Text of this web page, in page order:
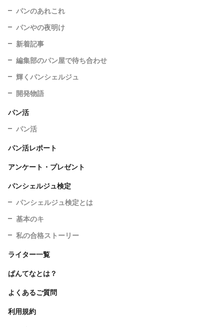
パンのあれこれ
パンやの夜明け
新着記事
編集部のパン屋で待ち合わせ
輝くパンシェルジュ
開発物語
パン活
パン活
パン活レポート
アンケート・プレゼント
パンシェルジュ検定
パンシェルジュ検定とは
基本のキ
私の合格ストーリー
ライター一覧
ぱんてなとは？
よくあるご質問
利用規約